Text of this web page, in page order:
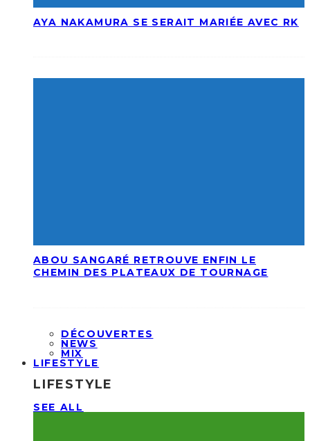
AYA NAKAMURA SE SERAIT MARIÉE AVEC RK
ABOU SANGARÉ RETROUVE ENFIN LE
CHEMIN DES PLATEAUX DE TOURNAGE
DÉCOUVERTES
NEWS
MIX
LIFESTYLE
LIFESTYLE
SEE ALL